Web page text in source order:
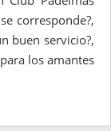
corresponde?,
buen servicio?,
los amantes